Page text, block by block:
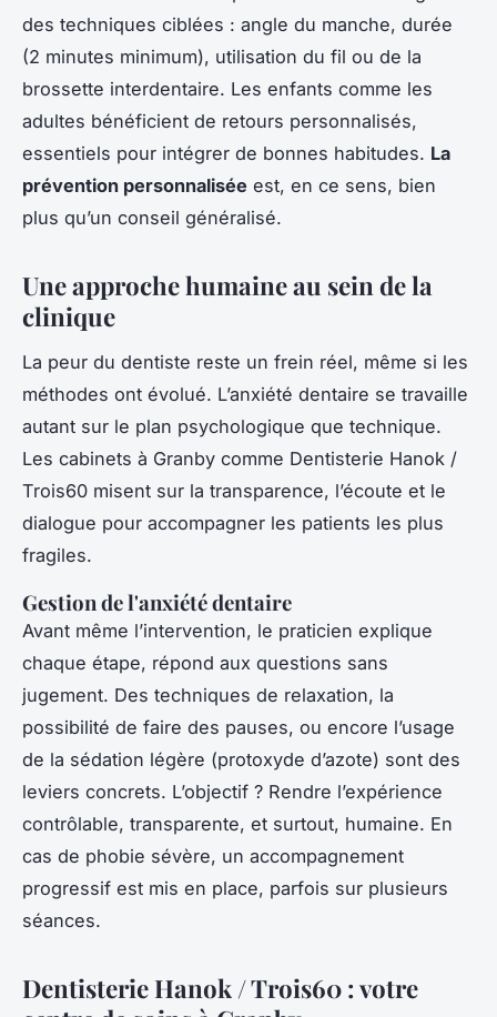
des techniques ciblées : angle du manche, durée
(2 minutes minimum), utilisation du fil ou de la
brossette interdentaire. Les enfants comme les
adultes bénéficient de retours personnalisés,
essentiels pour intégrer de bonnes habitudes. La
prévention personnalisée est, en ce sens, bien
plus qu’un conseil généralisé.
Une approche humaine au sein de la
clinique
La peur du dentiste reste un frein réel, même si les
méthodes ont évolué. L’anxiété dentaire se travaille
autant sur le plan psychologique que technique.
Les cabinets à Granby comme Dentisterie Hanok /
Trois60 misent sur la transparence, l’écoute et le
dialogue pour accompagner les patients les plus
fragiles.
Gestion de l'anxiété dentaire
Avant même l’intervention, le praticien explique
chaque étape, répond aux questions sans
jugement. Des techniques de relaxation, la
possibilité de faire des pauses, ou encore l’usage
de la sédation légère (protoxyde d’azote) sont des
leviers concrets. L’objectif ? Rendre l’expérience
contrôlable, transparente, et surtout, humaine. En
cas de phobie sévère, un accompagnement
progressif est mis en place, parfois sur plusieurs
séances.
Dentisterie Hanok / Trois60 : votre